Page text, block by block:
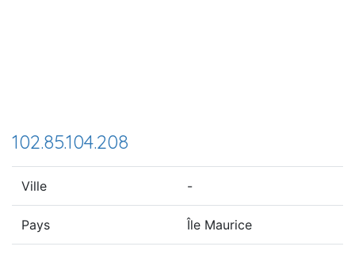
102.85.104.208
Ville -
Pays Île Maurice